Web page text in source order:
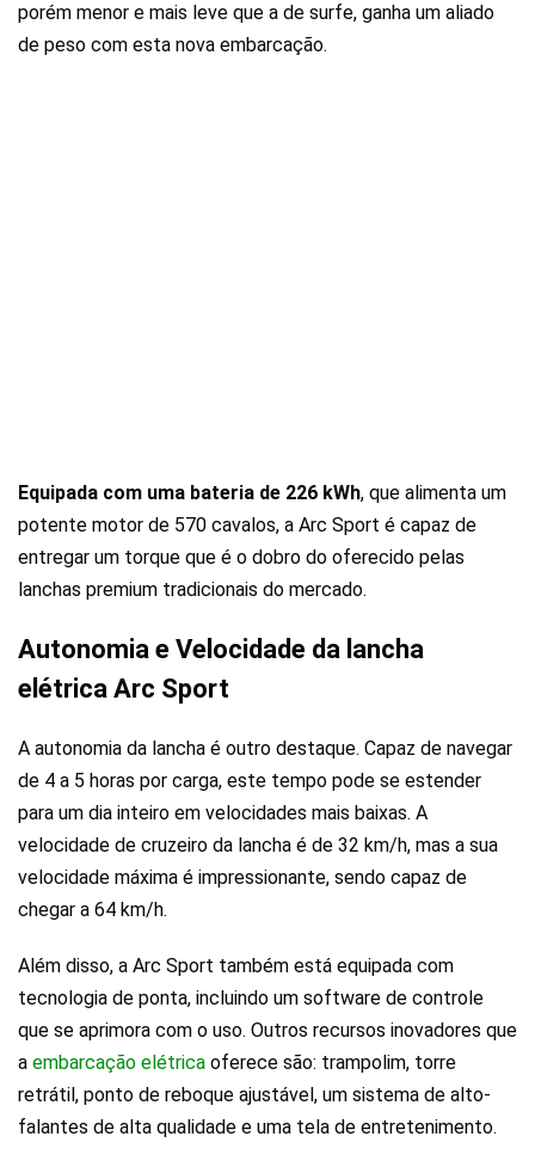
porém menor e mais leve que a de surfe, ganha um aliado
de peso com esta nova embarcação.
Equipada com uma bateria de 226 kWh, que alimenta um
potente motor de 570 cavalos, a Arc Sport é capaz de
entregar um torque que é o dobro do oferecido pelas
lanchas premium tradicionais do mercado.
Autonomia e Velocidade da lancha
elétrica Arc Sport
A autonomia da lancha é outro destaque. Capaz de navegar
de 4 a 5 horas por carga, este tempo pode se estender
para um dia inteiro em velocidades mais baixas. A
velocidade de cruzeiro da lancha é de 32 km/h, mas a sua
velocidade máxima é impressionante, sendo capaz de
chegar a 64 km/h.
Além disso, a Arc Sport também está equipada com
tecnologia de ponta, incluindo um software de controle
que se aprimora com o uso. Outros recursos inovadores que
a embarcação elétrica oferece são: trampolim, torre
retrátil, ponto de reboque ajustável, um sistema de alto-
falantes de alta qualidade e uma tela de entretenimento.